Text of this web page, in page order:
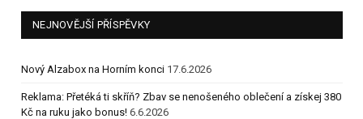
NEJNOVĚJŠÍ PŘÍSPĚVKY
Nový Alzabox na Horním konci 17.6.2026
Reklama: Přetéká ti skříň? Zbav se nenošeného oblečení a získej 380
Kč na ruku jako bonus! 6.6.2026